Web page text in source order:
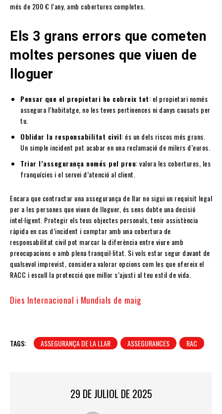
més de 200 € l’any, amb cobertures completes.
Els 3 grans errors que cometen
moltes persones que viuen de
lloguer
Pensar que el propietari ho cobreix tot: el propietari només
assegura l’habitatge, no les teves pertinences ni danys causats per
tu.
Oblidar la responsabilitat civil: és un dels riscos més grans.
Un simple incident pot acabar en una reclamació de milers d’euros.
Triar l’assegurança només pel preu: valora les cobertures, les
franquícies i el servei d’atenció al client.
Encara que contractar una assegurança de llar no sigui un requisit legal
per a les persones que viuen de lloguer, és sens dubte una decisió
intel·ligent. Protegir els teus objectes personals, tenir assistència
ràpida en cas d’incident i comptar amb una cobertura de
responsabilitat civil pot marcar la diferència entre viure amb
preocupacions o amb plena tranquil·litat. Si vols estar segur davant de
qualsevol imprevist, considera valorar opcions com les que ofereix el
RACC i escull la protecció que millor s’ajusti al teu estil de vida.
Dies Internacional i Mundials de maig
TAGS: ASSEGURANÇA DE LA LLAR ASSEGURANCES RAC
29 DE JULIOL DE 2025